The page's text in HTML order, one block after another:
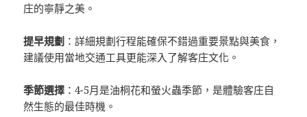
庄的寧靜之美。
提早規劃 ：詳細規劃行程能確保不錯過重要景點與美食，
建議使用當地交通工具更能深入了解客庄文化。
季節選擇 ：4-5月是油桐花和螢火蟲季節，是體驗客庄自
然生態的最佳時機。